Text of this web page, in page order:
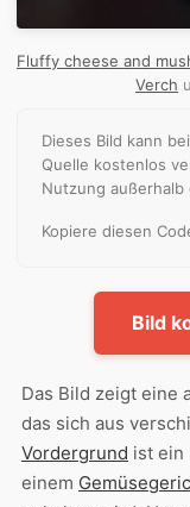
Fluffy cheese and
Verch
Dieses Bild kann
Quelle kostenlos
Nutzung außerhalb
Kopiere diesen
Bild
Das Bild zeigt eine
das sich aus
Vordergrund ist ein
einem